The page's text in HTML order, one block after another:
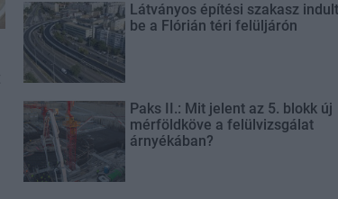
Látványos építési szakasz indult
be a Flórián téri felüljárón
Paks II.: Mit jelent az 5. blokk új
mérföldköve a felülvizsgálat
árnyékában?